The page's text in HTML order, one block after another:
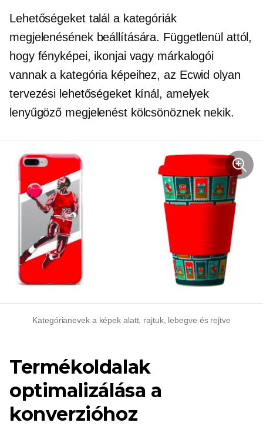
Lehetőségeket talál a kategóriák
megjelenésének beállítására. Függetlenül attól,
hogy fényképei, ikonjai vagy márkalogói
vannak a kategória képeihez, az Ecwid olyan
tervezési lehetőségeket kínál, amelyek
lenyűgöző megjelenést kölcsönöznek nekik.
Kategórianevek a képek alatt, rajtuk, lebegve és rejtve
Termékoldalak
optimalizálása a
konverzióhoz